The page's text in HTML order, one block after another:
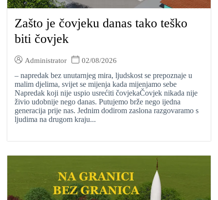
Zašto je čovjeku danas tako teško
biti čovjek
Administrator
02/08/2026
– napredak bez unutarnjeg mira, ljudskost se prepoznaje u
malim djelima, svijet se mijenja kada mijenjamo sebe
Napredak koji nije uspio usrećiti čovjekaČovjek nikada nije
živio udobnije nego danas. Putujemo brže nego ijedna
generacija prije nas. Jednim dodirom zaslona razgovaramo s
ljudima na drugom kraju...